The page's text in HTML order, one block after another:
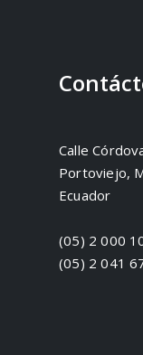
Calle
Portoviejo,
Ecuador
(05) 2 000
(05) 2 041